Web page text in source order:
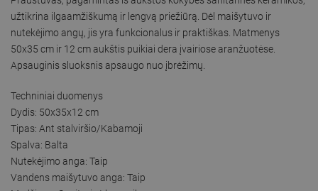
užtikrina ilgaamžiškumą ir lengvą priežiūrą. Dėl maišytuvo ir
nutekėjimo angų, jis yra funkcionalus ir praktiškas. Matmenys
50x35 cm ir 12 cm aukštis puikiai dera įvairiose aranžuotėse.
Apsauginis sluoksnis apsaugo nuo įbrėžimų.
Techniniai duomenys
Dydis: 50x35x12 cm
Tipas: Ant stalviršio/Kabamoji
Spalva: Balta
Nutekėjimo anga: Taip
Vandens maišytuvo anga: Taip